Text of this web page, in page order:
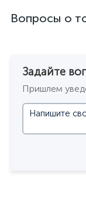
Вопросы о
Задайте
Пришлем